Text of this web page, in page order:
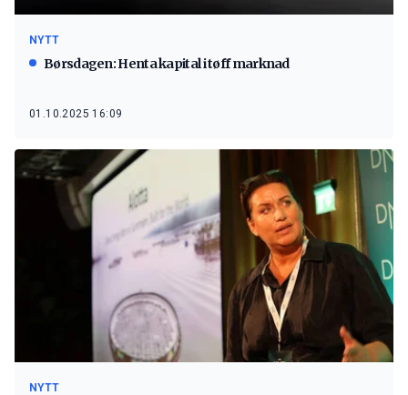
NYTT
Børsdagen: Henta kapital i tøff marknad
01.10.2025 16:09
NYTT